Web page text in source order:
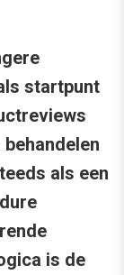
startpunt
als een
is de